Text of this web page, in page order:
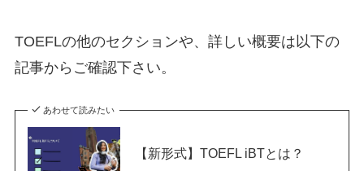
TOEFLの他のセクションや、詳しい概要は以下の
記事からご確認下さい。
あわせて読みたい
【新形式】TOEFL iBTとは？